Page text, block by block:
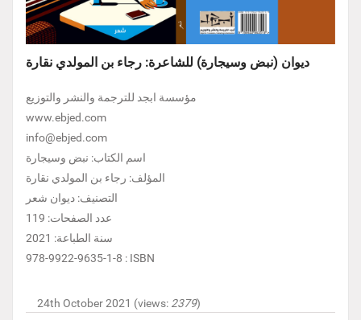
ديوان (نبض وسيجارة) للشاعرة: رجاء بن المولدي نقارة
مؤسسة ابجد للترجمة والنشر والتوزيع
www.ebjed.com
info@ebjed.com
اسم الكتاب: نبض وسيجارة
المؤلف: رجاء بن المولدي نقارة
التصنيف: ديوان شعر
عدد الصفحات: 119
سنة الطباعة: 2021
978-9922-9635-1-8 : ISBN
24th October 2021 (views: 2379)